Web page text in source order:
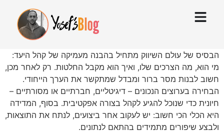
הבסיס של עולם השיווק מתחיל בהבנה מעמיקה של קהל היעד:
מי הוא, מה הצרכים שלו, ואיך הוא מקבל החלטות. רק לאחר מכן,
חשוב לבנות מסר ברור ומבדל שמתקשר את הערך הייחודי.
הבחירה בערוצים הנכונים – דיגיטליים, חברתיים או מסורתיים –
חיונית כדי שנוכל להגיע לקהל בצורה אפקטיבית. בסוף, המדידה
היא הכלי הכי חשוב: יש לעקוב אחר ביצועים, לנתח את התוצאות,
ולבצע שיפורים מתמידים בהתאם לנתונים.